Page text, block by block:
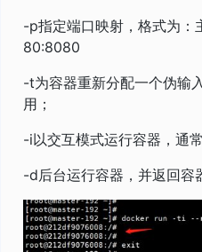
-p指定端口映射，格式为
80:8080
-t为容器重新分配一个伪输
用；
-i以交互模式运行容器，通
-d后台运行容器，并返回容